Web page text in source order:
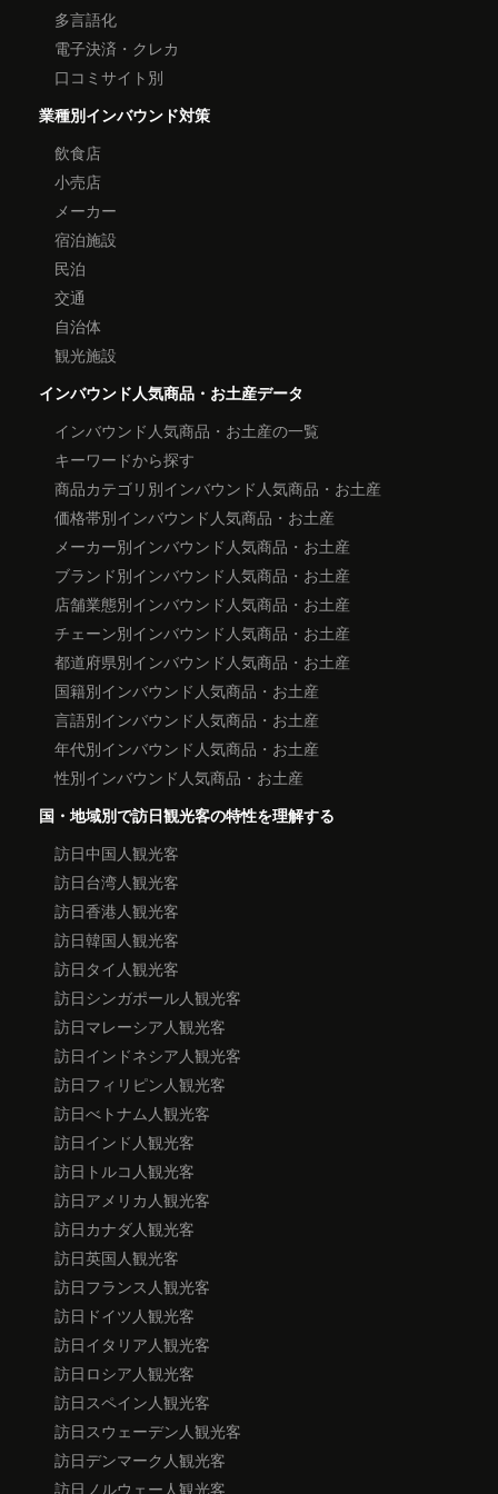
多言語化
電子決済・クレカ
口コミサイト別
業種別インバウンド対策
飲食店
小売店
メーカー
宿泊施設
民泊
交通
自治体
観光施設
インバウンド人気商品・お土産データ
インバウンド人気商品・お土産の一覧
キーワードから探す
商品カテゴリ別インバウンド人気商品・お土産
価格帯別インバウンド人気商品・お土産
メーカー別インバウンド人気商品・お土産
ブランド別インバウンド人気商品・お土産
店舗業態別インバウンド人気商品・お土産
チェーン別インバウンド人気商品・お土産
都道府県別インバウンド人気商品・お土産
国籍別インバウンド人気商品・お土産
言語別インバウンド人気商品・お土産
年代別インバウンド人気商品・お土産
性別インバウンド人気商品・お土産
国・地域別で訪日観光客の特性を理解する
訪日中国人観光客
訪日台湾人観光客
訪日香港人観光客
訪日韓国人観光客
訪日タイ人観光客
訪日シンガポール人観光客
訪日マレーシア人観光客
訪日インドネシア人観光客
訪日フィリピン人観光客
訪日べトナム人観光客
訪日インド人観光客
訪日トルコ人観光客
訪日アメリカ人観光客
訪日カナダ人観光客
訪日英国人観光客
訪日フランス人観光客
訪日ドイツ人観光客
訪日イタリア人観光客
訪日ロシア人観光客
訪日スペイン人観光客
訪日スウェーデン人観光客
訪日デンマーク人観光客
訪日ノルウェー人観光客